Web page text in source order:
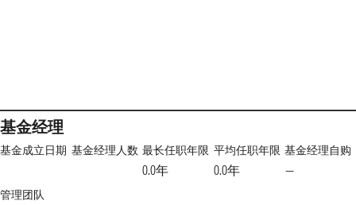
基金经理
基金成立日期 基金经理人数 最长任职年限
0.0年
平均任职年限
0.0年
基金经理自购
—
管理团队